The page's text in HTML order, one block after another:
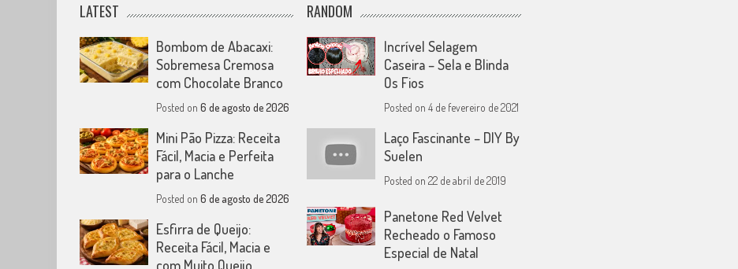
LATEST
Bombom de Abacaxi:
Sobremesa Cremosa
com Chocolate Branco
Posted on6 de agosto de 2026
Mini Pão Pizza: Receita
Fácil, Macia e Perfeita
para o Lanche
Posted on6 de agosto de 2026
Esfirra de Queijo:
Receita Fácil, Macia e
com Muito Queijo
RANDOM
Incrível Selagem
Caseira – Sela e Blinda
Os Fios
Posted on 4 de fevereiro de 2021
Laço Fascinante – DIY By
Suelen
Posted on 22 de abril de 2019
Panetone Red Velvet
Recheado o Famoso
Especial de Natal